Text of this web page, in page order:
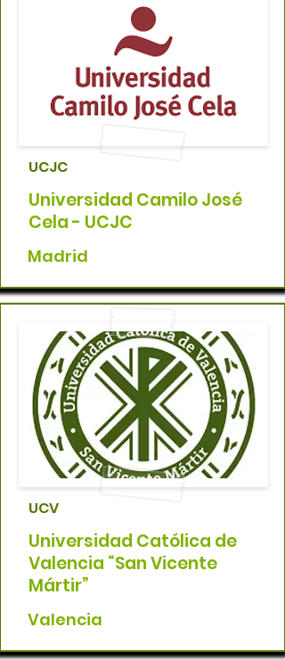
UCJC
Universidad Camilo José
Cela - UCJC
Madrid
UCV
Universidad Católica de
Valencia “San Vicente
Mártir”
Valencia